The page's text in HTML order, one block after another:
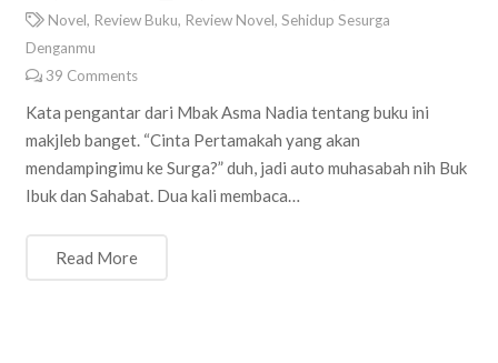
Novel, Review Buku, Review Novel, Sehidup Sesurga
Denganmu
39 Comments
Kata pengantar dari Mbak Asma Nadia tentang buku ini
makjleb banget. “Cinta Pertamakah yang akan
mendampingimu ke Surga?” duh, jadi auto muhasabah nih Buk
Ibuk dan Sahabat. Dua kali membaca…
Read More